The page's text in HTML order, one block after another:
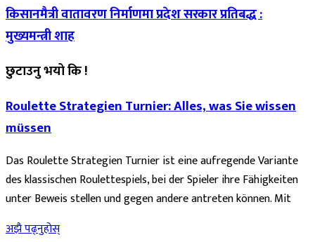
किसानमैत्री वातावरण निर्माणमा प्रदेश सरकार प्रतिबद्ध :
मुख्यमन्त्री शाह
छुटाउनु भयो कि !
Roulette Strategien Turnier: Alles, was Sie wissen
müssen
Das Roulette Strategien Turnier ist eine aufregende Variante
des klassischen Roulettespiels, bei der Spieler ihre Fähigkeiten
unter Beweis stellen und gegen andere antreten können. Mit
अझै पढ्नुहोस्